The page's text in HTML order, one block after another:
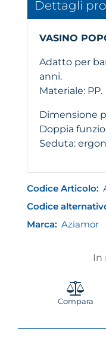
Dettagli
VASINO
Adatto per
anni.
Materiale: PP.
Dimensione
Doppia
Seduta:
Codice Articolo:
Codice
Marca: Aziamor
In
Compara